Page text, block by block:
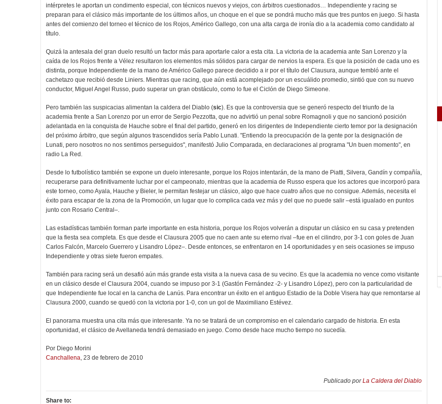
intérpretes le aportan un condimento especial, con técnicos nuevos y viejos, con árbitros cuestionados… Independiente y racing se
preparan para el clásico más importante de los últimos años, un choque en el que se pondrá mucho más que tres puntos en juego. Si hasta
antes del comienzo del torneo el técnico de los Rojos, Américo Gallego, con una alta carga de ironía dio a la academia como candidato al
título.
Quizá la antesala del gran duelo resultó un factor más para aportarle calor a esta cita. La victoria de la academia ante San Lorenzo y la
caída de los Rojos frente a Vélez resultaron los elementos más sólidos para cargar de nervios la espera. Es que la posición de cada uno es
distinta, porque Independiente de la mano de Américo Gallego parece decidido a ir por el título del Clausura, aunque tembló ante el
cachetazo que recibió desde Liniers. Mientras que racing, que aún está acomplejado por un escuálido promedio, sintió que con su nuevo
conductor, Miguel Angel Russo, pudo superar un gran obstáculo, como lo fue el Ciclón de Diego Simeone.
Pero también las suspicacias alimentan la caldera del Diablo (sic). Es que la controversia que se generó respecto del triunfo de la
academia frente a San Lorenzo por un error de Sergio Pezzotta, que no advirtió un penal sobre Romagnoli y que no sancionó posición
adelantada en la conquista de Hauche sobre el final del partido, generó en los dirigentes de Independiente cierto temor por la designación
del próximo árbitro, que según algunos trascendidos sería Pablo Lunati. "Entiendo la preocupación de la gente por la designación de
Lunati, pero nosotros no nos sentimos perseguidos", manifestó Julio Comparada, en declaraciones al programa "Un buen momento", en
radio La Red.
Desde lo futbolístico también se expone un duelo interesante, porque los Rojos intentarán, de la mano de Piatti, Silvera, Gandín y compañía,
recuperarse para definitivamente luchar por el campeonato, mientras que la academia de Russo espera que los actores que incorporó para
este torneo, como Ayala, Hauche y Bieler, le permitan festejar un clásico, algo que hace cuatro años que no consigue. Además, necesita el
éxito para escapar de la zona de la Promoción, un lugar que lo complica cada vez más y del que no puede salir –está igualado en puntos
junto con Rosario Central–.
Las estadísticas también forman parte importante en esta historia, porque los Rojos volverán a disputar un clásico en su casa y pretenden
que la fiesta sea completa. Es que desde el Clausura 2005 que no caen ante su eterno rival –fue en el cilindro, por 3-1 con goles de Juan
Carlos Falcón, Marcelo Guerrero y Lisandro López–. Desde entonces, se enfrentaron en 14 oportunidades y en seis ocasiones se impuso
Independiente y otras siete fueron empates.
También para racing será un desafió aún más grande esta visita a la nueva casa de su vecino. Es que la academia no vence como visitante
en un clásico desde el Clausura 2004, cuando se impuso por 3-1 (Gastón Fernández -2- y Lisandro López), pero con la particularidad de
que Independiente fue local en la cancha de Lanús. Para encontrar un éxito en el antiguo Estadio de la Doble Visera hay que remontarse al
Clausura 2000, cuando se quedó con la victoria por 1-0, con un gol de Maximiliano Estévez.
El panorama muestra una cita más que interesante. Ya no se tratará de un compromiso en el calendario cargado de historia. En esta
oportunidad, el clásico de Avellaneda tendrá demasiado en juego. Como desde hace mucho tiempo no sucedía.
Por Diego Morini
Canchallena, 23 de febrero de 2010
Publicado porLa Caldera del Diablo
Share to: